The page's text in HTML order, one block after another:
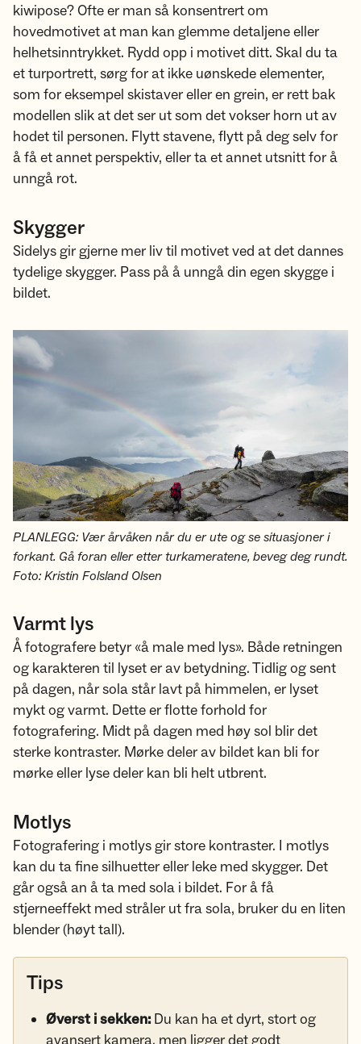
kiwipose? Ofte er man så konsentrert om
hovedmotivet at man kan glemme detaljene eller
helhetsinntrykket. Rydd opp i motivet ditt. Skal du ta
et turportrett, sørg for at ikke uønskede elementer,
som for eksempel skistaver eller en grein, er rett bak
modellen slik at det ser ut som det vokser horn ut av
hodet til personen. Flytt stavene, flytt på deg selv for
å få et annet perspektiv, eller ta et annet utsnitt for å
unngå rot.
Skygger
Sidelys gir gjerne mer liv til motivet ved at det dannes
tydelige skygger. Pass på å unngå din egen skygge i
bildet.
PLANLEGG: Vær årvåken når du er ute og se situasjoner i
forkant. Gå foran eller etter turkameratene, beveg deg rundt.
Foto: Kristin Folsland Olsen
Varmt lys
Å fotografere betyr «å male med lys». Både retningen
og karakteren til lyset er av betydning. Tidlig og sent
på dagen, når sola står lavt på himmelen, er lyset
mykt og varmt. Dette er flotte forhold for
fotografering. Midt på dagen med høy sol blir det
sterke kontraster. Mørke deler av bildet kan bli for
mørke eller lyse deler kan bli helt utbrent.
Motlys
Fotografering i motlys gir store kontraster. I motlys
kan du ta fine silhuetter eller leke med skygger. Det
går også an å ta med sola i bildet. For å få
stjerneeffekt med stråler ut fra sola, bruker du en liten
blender (høyt tall).
Tips
Øverst i sekken: Du kan ha et dyrt, stort og